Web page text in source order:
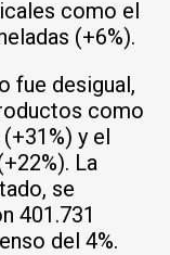
como el
(+6%).
fue desigual,
como
y el
La
se
401.731
del 4%.